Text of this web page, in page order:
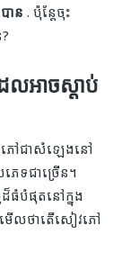
ាន . ប៉ុន្តែចុះ
លអាចស្ដាប់
វភៅ​ជា​សំឡេង​នៅ​
េទ​ជា​ច្រើន។
បំផុតនៅក្នុង
ើលថាតើសៀវភៅ